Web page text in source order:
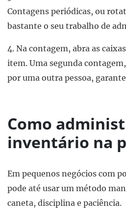
Contagens periódicas, ou
bastante o seu trabalho de
4. Na contagem, abra as
item. Uma segunda
por uma outra pessoa,
Como
inventário na
Em pequenos negócios com
pode até usar um método
caneta, disciplina e paciência.